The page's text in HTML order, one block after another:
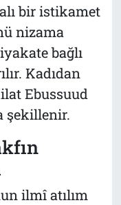
bir istikamet
nizama
bağlı
Kadıdan
Ebussuud
şekillenir.
ilmî atılım